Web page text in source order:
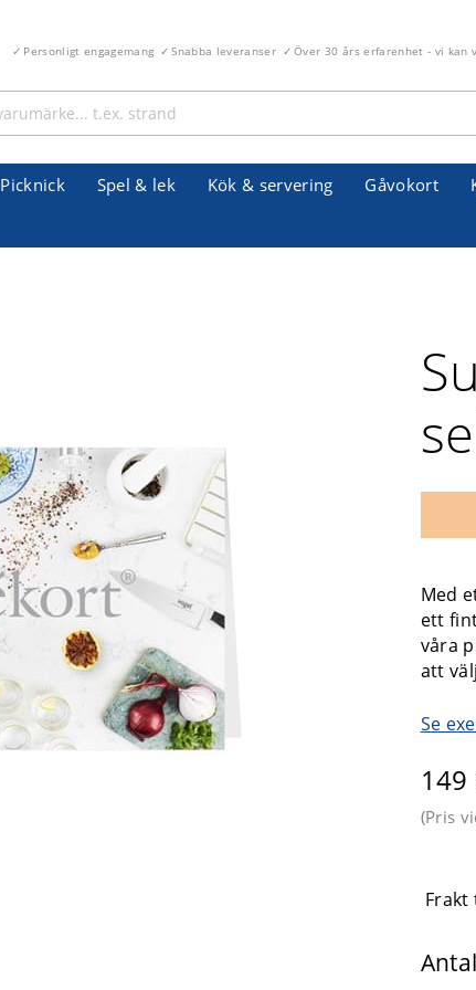
Personligt engagemang Snabba leveranser Över 30 års erfarenhet - vi kan
Picknick Spel & lek Kök & servering Gåvokort
Med
ett
våra
att
Se
(Pris